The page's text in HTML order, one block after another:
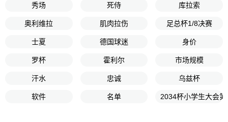
秀场 死侍 库拉索
奥利维拉 肌肉拉伤 足总杯1/8决赛
士夏 德国球迷 身价
罗杯 霍利尔 市场规模
汗水 忠诚 乌兹杯
软件 名单 2034杯小学生大会